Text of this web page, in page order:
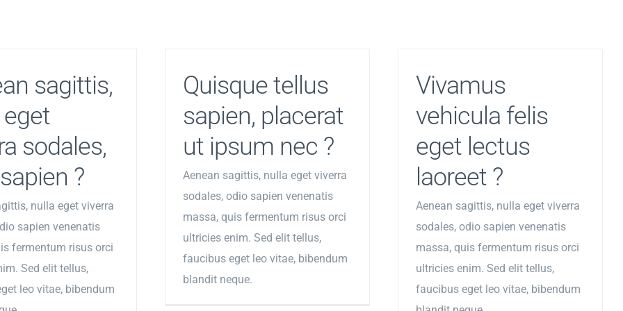
sagittis,
sodales,
?
nulla eget viverra
sapien venenatis
fermentum risus orci
Sed elit tellus,
leo vitae, bibendum
Quisque tellus
sapien, placerat
ut ipsum nec ?
Aenean sagittis, nulla eget viverra
sodales, odio sapien venenatis
massa, quis fermentum risus orci
ultricies enim. Sed elit tellus,
faucibus eget leo vitae, bibendum
blandit neque.
Vivamus
vehicula felis
eget lectus
laoreet ?
Aenean sagittis, nulla eget viverra
sodales, odio sapien venenatis
massa, quis fermentum risus orci
ultricies enim. Sed elit tellus,
faucibus eget leo vitae, bibendum